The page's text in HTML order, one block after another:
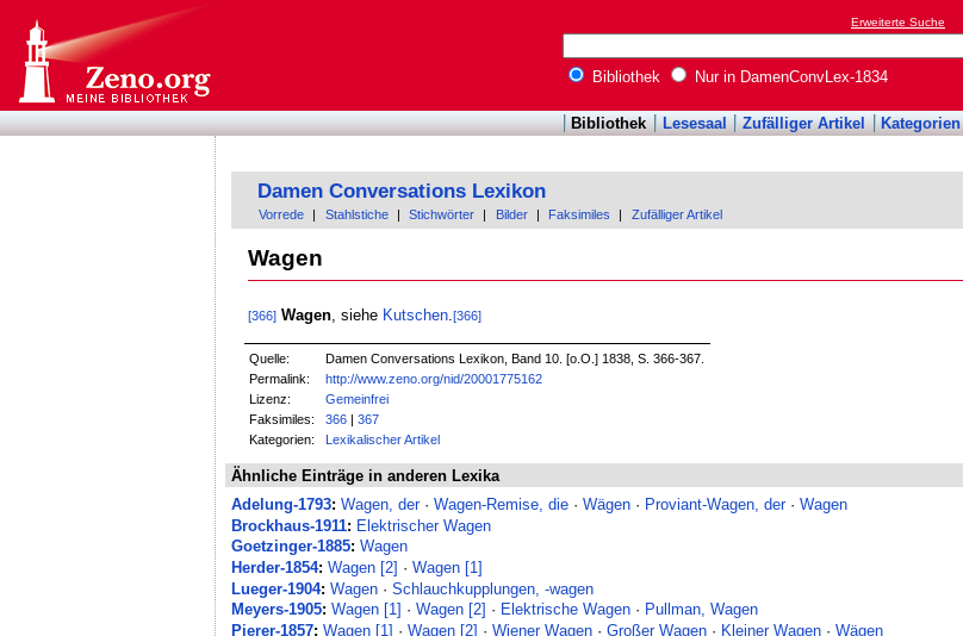
Erweiterte Suche
Bibliothek Nur in DamenConvLex-1834
Bibliothek Lesesaal Zufälliger Artikel Kategorien
Damen Conversations Lexikon
Vorrede Stahlstiche Stichwörter Bilder Faksimiles Zufälliger Artikel
Wagen
[366] Wagen, siehe Kutschen. [366]
Quelle:
Damen Conversations Lexikon, Band 10. [o.O.] 1838, S. 366-367.
Permalink:
http://www.zeno.org/nid/20001775162
Lizenz:
Gemeinfrei
Faksimiles:
366 |367
Kategorien:
Lexikalischer Artikel
Ähnliche Einträge in anderen Lexika
Adelung-1793: Wagen, der·Wagen-Remise, die ·Wägen · Proviant-Wagen, der·Wagen
Brockhaus-1911: Elektrischer Wagen
Goetzinger-1885: Wagen
Herder-1854: Wagen [2] ·Wagen [1]
Lueger-1904: Wagen ·Schlauchkupplungen, -wagen
Meyers-1905: Wagen [1] ·Wagen [2] · Elektrische Wagen · Pullman, Wagen
Pierer-1857: Wagen [1] ·Wagen [2] ·Wiener Wagen ·Großer Wagen · Kleiner Wagen ·Wägen